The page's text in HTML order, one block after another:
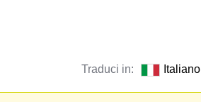
Traduci in: Italiano